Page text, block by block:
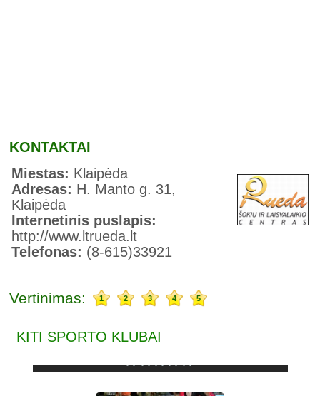
KONTAKTAI
Miestas: Klaipėda
Adresas: H. Manto g. 31,
Klaipėda
Internetinis puslapis:
http://www.ltrueda.lt
Telefonas: (8-615)33921
Vertinimas: 1 2 3 4 5
KITI SPORTO KLUBAI